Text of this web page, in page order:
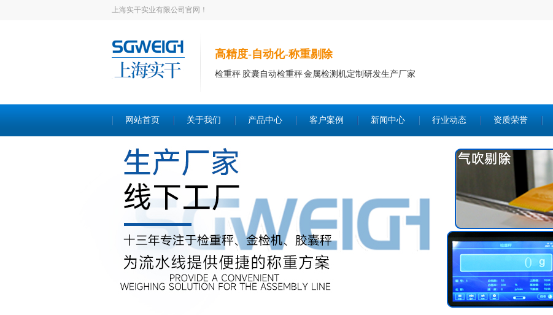
上海实干实业有限公司官网！
高精度-自动化-称重剔除
检重秤 胶囊自动检重秤 金属检测机定制研发生产厂家
网站首页 关于我们 产品中心 客户案例 新闻中心 行业动态 资质荣誉